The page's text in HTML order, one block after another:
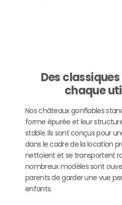
Des
chaque
Nos châteaux gonflables
forme épurée et leur
stable. Ils sont conçus pour
dans le cadre de la location
nettoient et se transportent
nombreux modèles sont
parents de garder une vue
enfants.